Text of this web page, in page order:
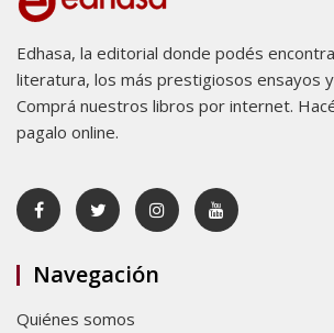
Edhasa, la editorial donde podés
literatura, los más prestigiosos ensayos
Comprá nuestros libros por internet.
pagalo online.
Navegación
Quiénes somos